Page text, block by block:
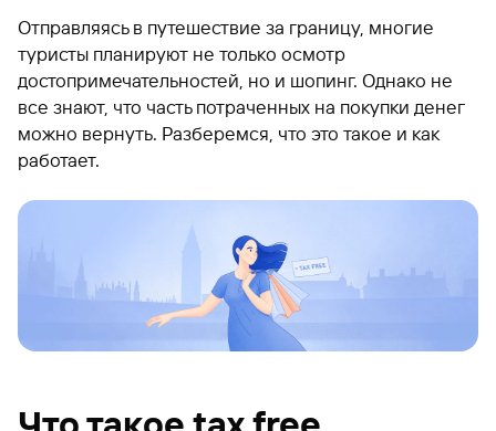
Отправляясь в путешествие за границу, многие
туристы планируют не только осмотр
достопримечательностей, но и шопинг. Однако не
все знают, что часть потраченных на покупки денег
можно вернуть. Разберемся, что это такое и как
работает.